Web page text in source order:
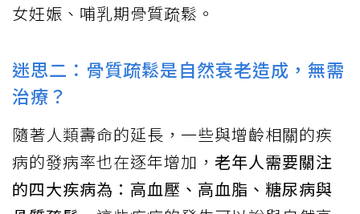
女妊娠、哺乳期骨質疏鬆。
迷思二：骨質疏鬆是自然衰老造成，無需
治療？
隨著人類壽命的延長，一些與增齡相關的疾
病的發病率也在逐年增加， 老年人需要關注
的四大疾病為：高血壓、高血脂、糖尿病與